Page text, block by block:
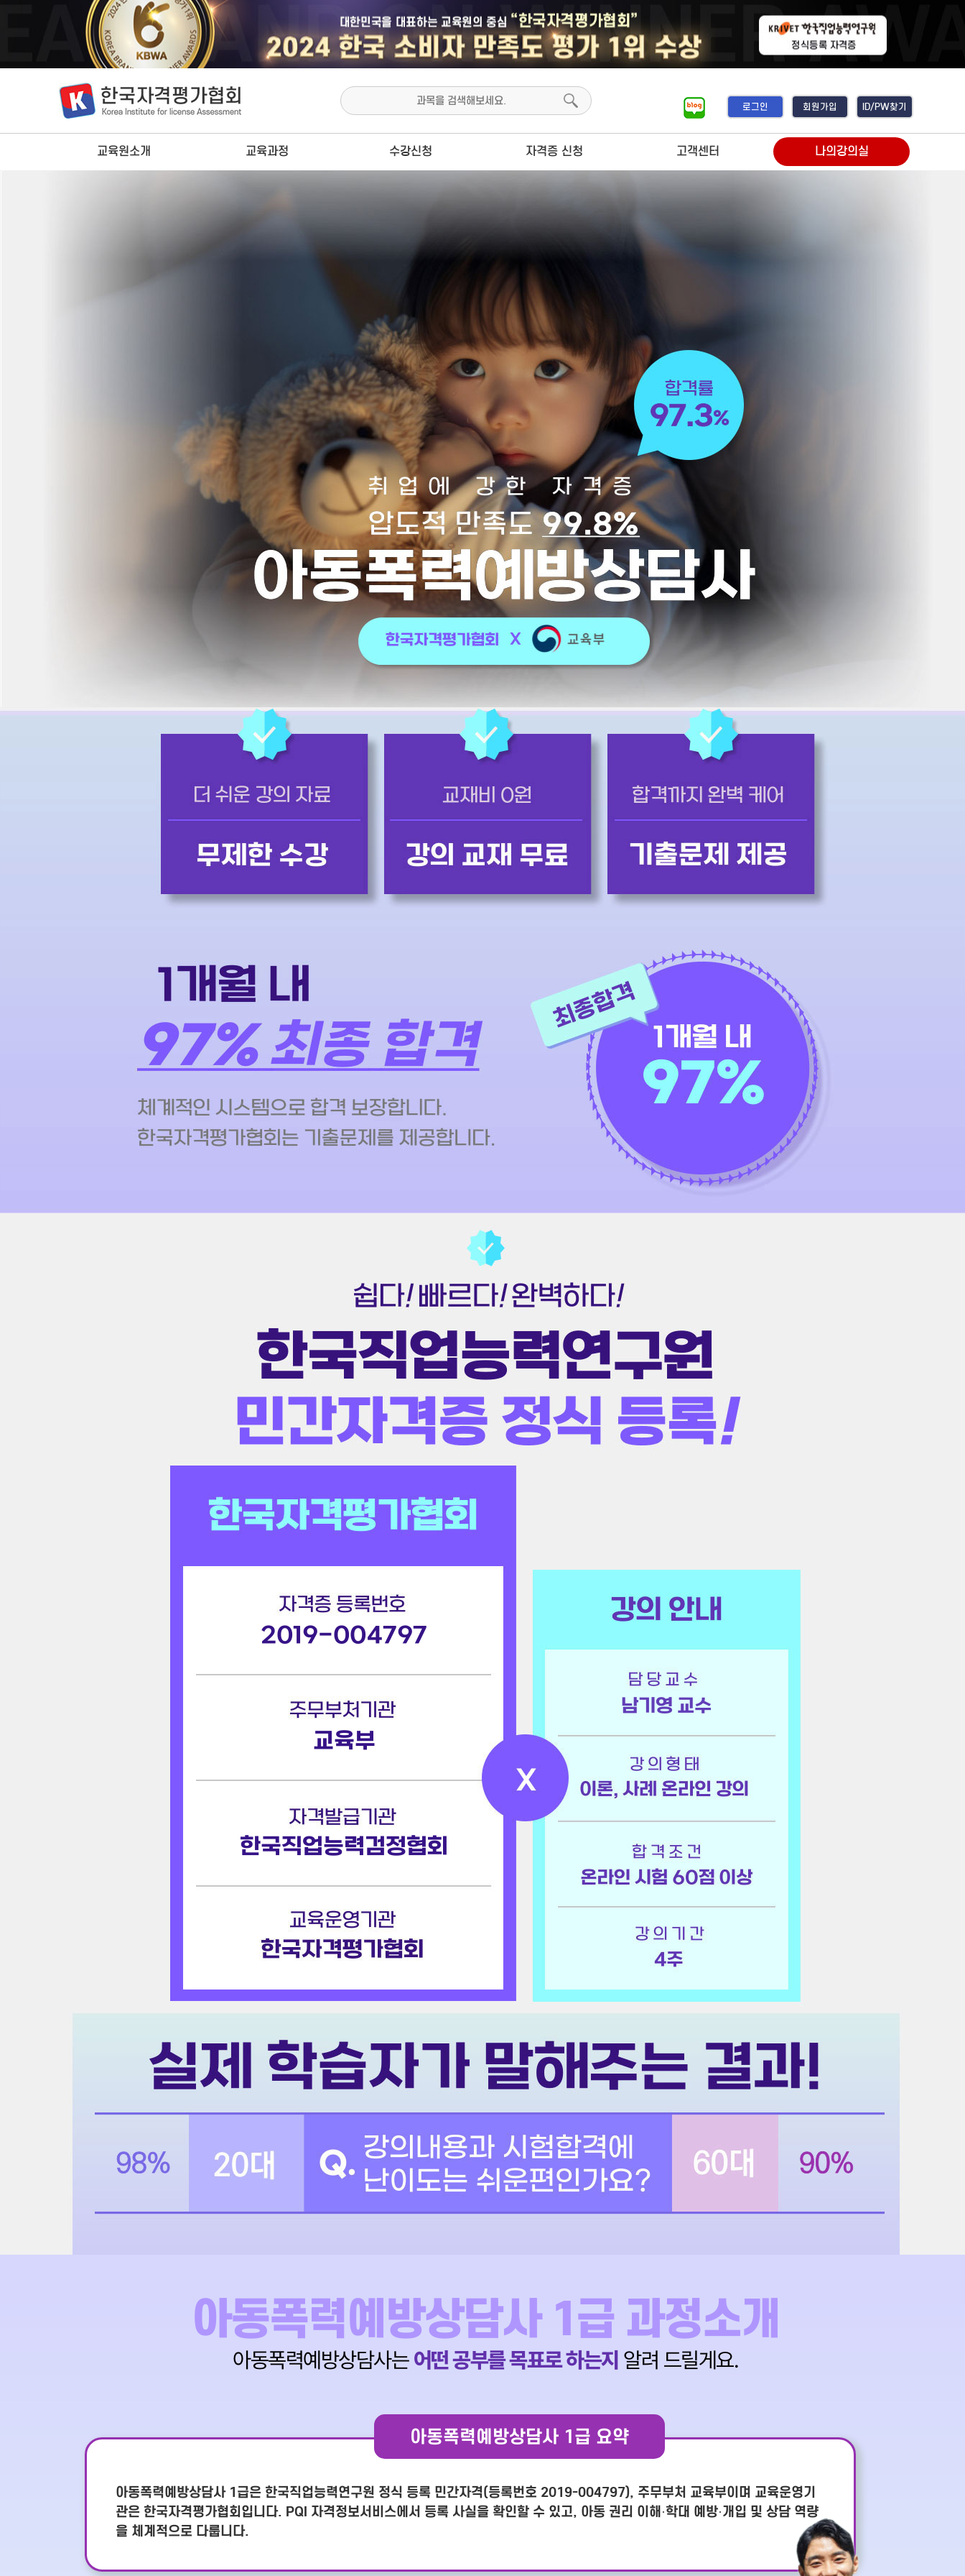
로그인 회원가입 ID/PW찾기
교육원소개 교육과정 수강신청 자격증 신청 고객센터 나의강의실
2019-004797
교육부
한국직업능력검정협회
남기영 교수
아동폭력예방상담사 1급 과정소개
아동폭력예방상담사는 어떤 공부를 목표로 하는지 알려 드릴게요.
아동폭력예방상담사 1급 요약
아동폭력예방상담사 1급은 한국직업능력연구원 정식 등록 민간자격(등록번호 2019-004797), 주무부처 교육부이며 교육운영기
관은 한국자격평가협회입니다. PQI 자격정보서비스에서 등록 사실을 확인할 수 있고, 아동 권리 이해·학대 예방·개입 및 상담 역량
을 체계적으로 다룹니다.